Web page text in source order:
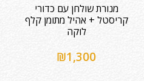
מנורת שולחן עם כדורי
קריסטל + אהיל מתומן קלף
לוקה
₪1,300